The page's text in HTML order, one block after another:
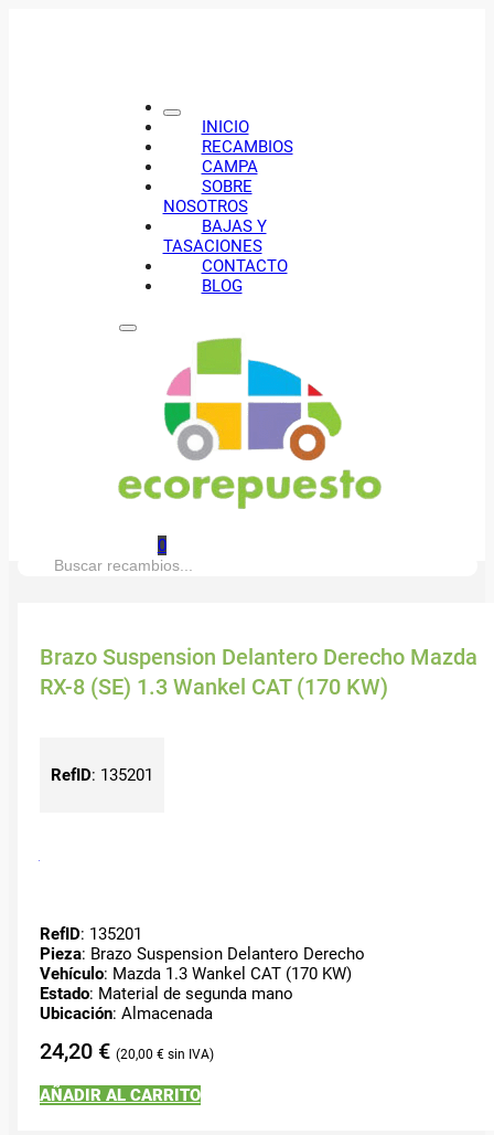
INICIO
RECAMBIOS
CAMPA
SOBRE
NOSOTROS
BAJAS Y
TASACIONES
CONTACTO
BLOG
0
Buscar:
Brazo Suspension Delantero Derecho Mazda
RX-8 (SE) 1.3 Wankel CAT (170 KW)
RefID: 135201
RefID: 135201
Pieza: Brazo Suspension Delantero Derecho
Vehículo: Mazda 1.3 Wankel CAT (170 KW)
Estado: Material de segunda mano
Ubicación: Almacenada
24,20 € 20,00 €
AÑADIR AL CARRITO